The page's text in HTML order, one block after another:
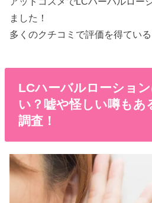
ました！
多くのクチコミで評価を得ている
LCハーバルローショ
い？嘘や怪しい噂もあ
調査！